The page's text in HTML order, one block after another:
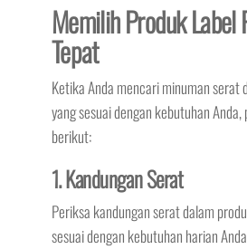
Memilih Produk Label
Tepat
Ketika Anda mencari minuman serat
yang sesuai dengan kebutuhan
berikut:
1. Kandungan Serat
Periksa kandungan serat dalam
sesuai dengan kebutuhan harian